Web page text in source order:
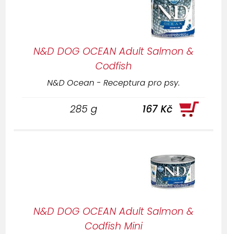
N&D DOG OCEAN Adult Salmon &
Codfish
N&D Ocean - Receptura pro psy.
285 g 167 Kč
N&D DOG OCEAN Adult Salmon &
Codfish Mini